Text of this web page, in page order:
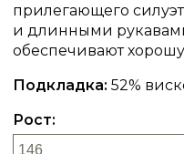
прилегающего
и длинными
обеспечивают
Подкладка: 52%
Рост: